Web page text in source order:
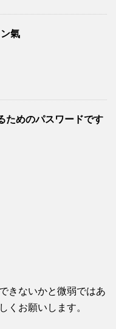
氣
ためのパスワードです
きないかと微弱ではあ
くお願いします。